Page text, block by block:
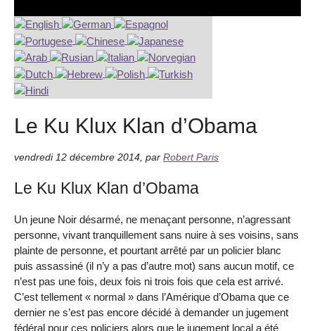
Le Ku Klux Klan d’Obama
vendredi 12 décembre 2014 par Robert Paris
Le Ku Klux Klan d’Obama
Un jeune Noir désarmé, ne menaçant personne, n’agressant
personne, vivant tranquillement sans nuire à ses voisins, sans
plainte de personne, et pourtant arrêté par un policier blanc
puis assassiné (il n’y a pas d’autre mot) sans aucun motif, ce
n’est pas une fois, deux fois ni trois fois que cela est arrivé.
C’est tellement « normal » dans l’Amérique d’Obama que ce
dernier ne s’est pas encore décidé à demander un jugement
fédéral pour ces policiers alors que le jugement local a été